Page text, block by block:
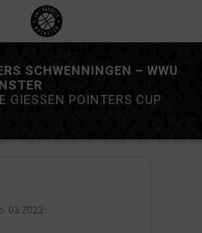
SCHWENNINGEN – WWU
GIESSEN POINTERS CUP
03 2022